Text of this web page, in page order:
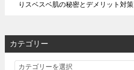
りスベスベ肌の秘密とデメリット対策
カテゴリー
カ